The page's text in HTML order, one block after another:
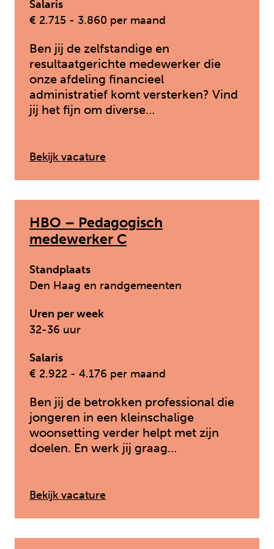
Salaris
€ 2.715 - 3.860 per maand
Ben jij de zelfstandige en
resultaatgerichte medewerker die
onze afdeling financieel
administratief komt versterken? Vind
jij het fijn om diverse…
Bekijk vacature: Medewerker Financiële
HBO – Pedagogisch
medewerker C
Standplaats
Den Haag en randgemeenten
Uren per week
32-36 uur
Salaris
€ 2.922 - 4.176 per maand
Ben jij de betrokken professional die
jongeren in een kleinschalige
woonsetting verder helpt met zijn
doelen. En werk jij graag…
Bekijk vacature: HBO – Pedagogisch